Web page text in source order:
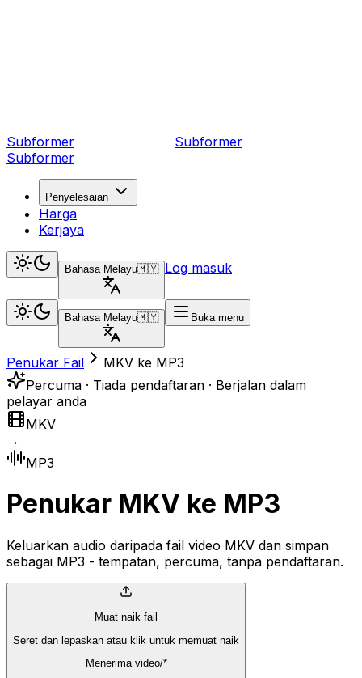
Subformer Subformer
Subformer
Penyelesaian
Harga
Kerjaya
Bahasa Melayu🇲🇾 Log masuk
Bahasa Melayu🇲🇾 Buka menu
Penukar Fail
MKV ke MP3
Percuma · Tiada pendaftaran · Berjalan dalam
pelayar anda
MKV
→
MP3
Penukar MKV ke MP3
Keluarkan audio daripada fail video MKV dan simpan
sebagai MP3 - tempatan, percuma, tanpa pendaftaran.
Muat naik fail
Seret dan lepaskan atau klik untuk memuat naik
Menerima video/*